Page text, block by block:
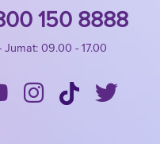
150 8888
Jumat: 09.00 - 17.00